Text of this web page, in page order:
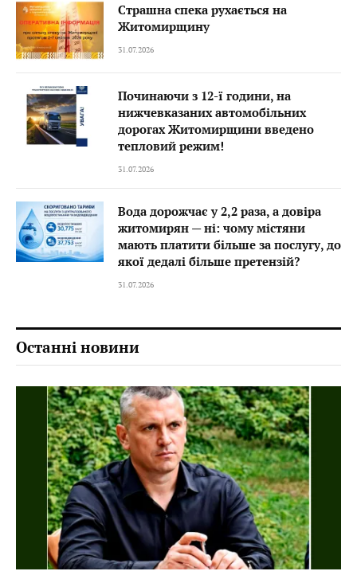
Страшна спека рухається на
Житомирщину
31.07.2026
Починаючи з 12-ї години, на
нижчевказаних автомобільних
дорогах Житомирщини введено
тепловий режим!
31.07.2026
Вода дорожчає у 2,2 раза, а довіра
житомирян — ні: чому містяни
мають платити більше за послугу, до
якої дедалі більше претензій?
31.07.2026
Останні новини